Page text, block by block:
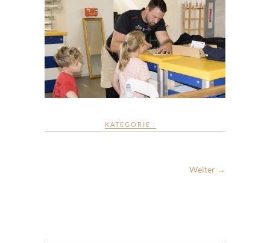
KATEGORIE :
Weiter →